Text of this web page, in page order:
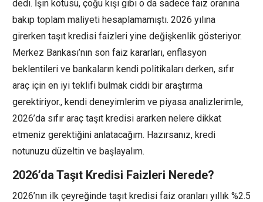
dedi. İşin kötüsü, çoğu kişi gibi o da sadece faiz oranına
bakıp toplam maliyeti hesaplamamıştı. 2026 yılına
girerken taşıt kredisi faizleri yine değişkenlik gösteriyor.
Merkez Bankası’nın son faiz kararları, enflasyon
beklentileri ve bankaların kendi politikaları derken, sıfır
araç için en iyi teklifi bulmak ciddi bir araştırma
gerektiriyor., kendi deneyimlerim ve piyasa analizlerimle,
2026’da sıfır araç taşıt kredisi ararken nelere dikkat
etmeniz gerektiğini anlatacağım. Hazırsanız, kredi
notunuzu düzeltin ve başlayalım.
2026’da Taşıt Kredisi Faizleri Nerede?
2026’nın ilk çeyreğinde taşıt kredisi faiz oranları yıllık %2.5